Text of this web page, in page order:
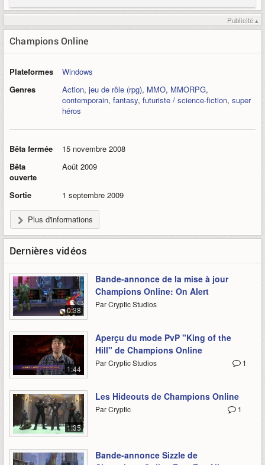
Publicité ▴
Champions Online
Plateformes
Windows
Genres
Action, jeu de rôle (rpg), MMO, MMORPG,
contemporain, fantasy, futuriste / science-fiction, super
héros
Bêta fermée
15 novembre 2008
Bêta
ouverte
Août 2009
Sortie 1 septembre 2009
Plus d'informations
Dernières vidéos
0:38
Bande-annonce de la mise à jour
Champions Online: On Alert
Par Cryptic Studios
1:44
Aperçu du mode PvP "King of the
Hill" de Champions Online
1
Par Cryptic Studios
1:35
Les Hideouts de Champions Online
1
Par Cryptic
Bande-annonce Sizzle de